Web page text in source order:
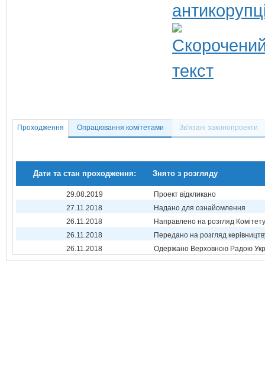
Проходження Опрацювання комітетами Зв'язані законопроекти
Дати та стан проходження: Знято з розгляду
29.08.2019
Проект відкликано
27.11.2018
Надано для ознайомлення
26.11.2018
Направлено на розгляд Комітету
26.11.2018
Передано на розгляд
26.11.2018
Одержано Верховною Радою